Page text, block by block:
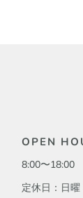
OPEN
8:00〜18:00
定休日：日曜